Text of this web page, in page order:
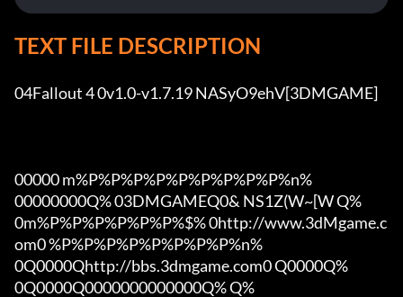
TEXT FILE DESCRIPTION
04Fallout 4 0v1.0-v1.7.19 NASyO9ehV[3DMGAME]
00000 m%P%P%P%P%P%P%P%P%P%n%
00000000Q% 03DMGAMEQ0& NS1Z(W~[W Q%
0m%P%P%P%P%P%P%$% 0http://www.3dMgame.c
om0 %P%P%P%P%P%P%P%P%n%
0Q0000Qhttp://bbs.3dmgame.com0 Q0000Q%
0Q0000Q0000000000000Q% Q%